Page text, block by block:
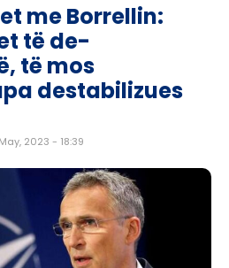
me Borrellin:
të de-
të mos
destabilizues
2023 - 18:39